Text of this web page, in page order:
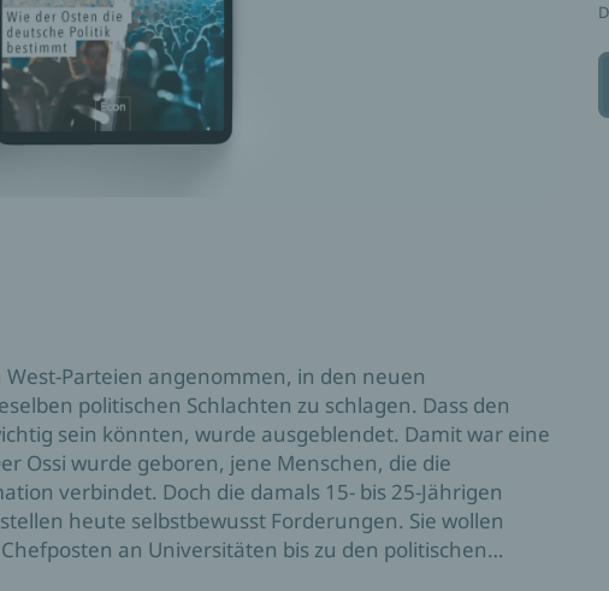
Parteien angenommen, in den neuen
politischen Schlachten zu schlagen. Dass den
sein könnten, wurde ausgeblendet. Damit war eine
Ossi wurde geboren, jene Menschen, die die
verbindet. Doch die damals 15- bis 25-Jährigen
heute selbstbewusst Forderungen. Sie wollen
an Universitäten bis zu den politischen